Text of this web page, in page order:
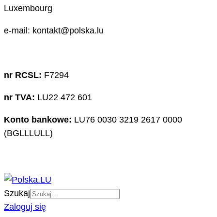
Luxembourg
e-mail: kontakt@polska.lu
nr RCSL: F7294
nr TVA: LU22 472 601
Konto bankowe: LU76 0030 3219 2617 0000
(BGLLLULL)
Szukaj
Zaloguj się